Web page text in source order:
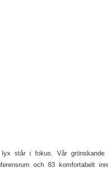
står i fokus. Vår
och 83 komfortabelt